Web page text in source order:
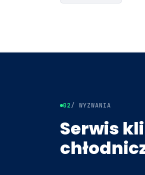
02/ WYZWANIA
Serwis